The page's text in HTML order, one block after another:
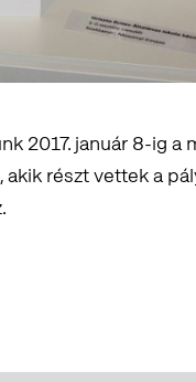
2017. január 8-ig a
részt vettek a